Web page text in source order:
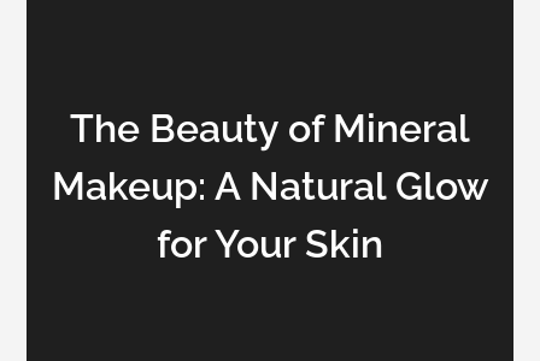
The Beauty of Mineral
Makeup: A Natural Glow
for Your Skin